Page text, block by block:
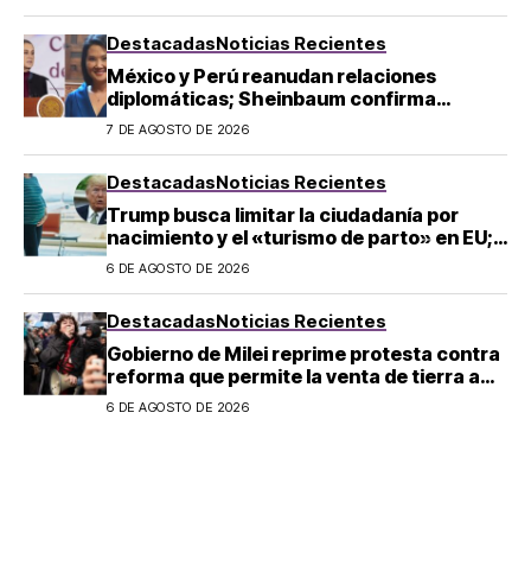
DestacadasNoticias Recientes
México y Perú reanudan relaciones
diplomáticas; Sheinbaum confirma
llegada de Betssy Chávez al país
7 DE AGOSTO DE 2026
DestacadasNoticias Recientes
Trump busca limitar la ciudadanía por
nacimiento y el «turismo de parto» en EU;
¿a quién afecta?
6 DE AGOSTO DE 2026
DestacadasNoticias Recientes
Gobierno de Milei reprime protesta contra
reforma que permite la venta de tierra a
extranjeros en Argentina
6 DE AGOSTO DE 2026